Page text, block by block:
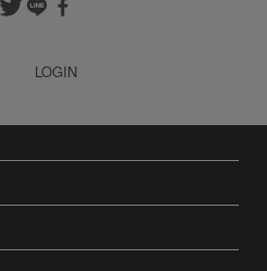
LOGIN